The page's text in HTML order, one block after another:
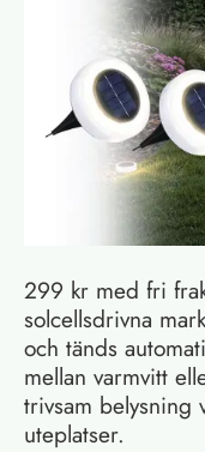
299 kr med fri
solcellsdrivna
och tänds
mellan varmvitt
trivsam belysning
uteplatser.